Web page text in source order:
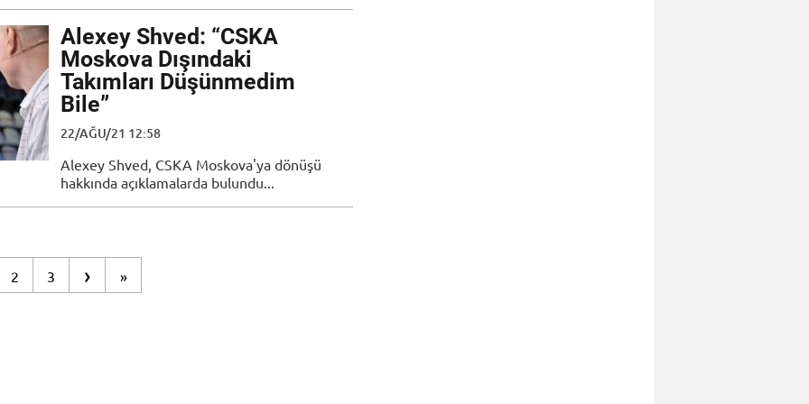
Alexey Shved: “CSKA
Moskova Dışındaki
Takımları Düşünmedim
Bile”
22/AĞU/21 12:58
Alexey Shved, CSKA Moskova'ya dönüşü
hakkında açıklamalarda bulundu...
2 3 › »